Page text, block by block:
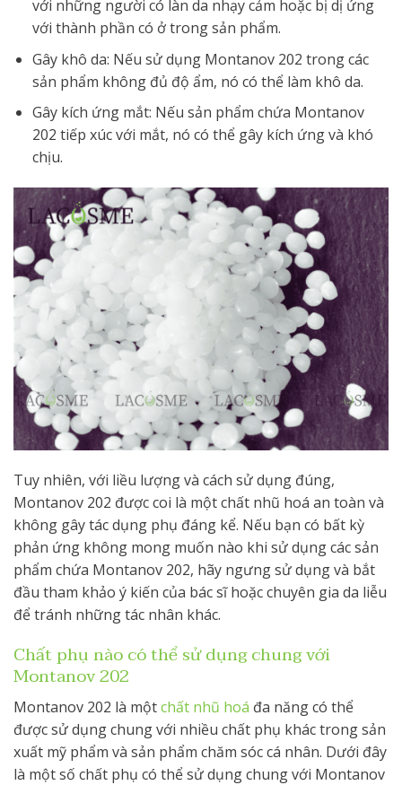
với những người có làn da nhạy cảm hoặc bị dị ứng
với thành phần có ở trong sản phẩm.
Gây khô da: Nếu sử dụng Montanov 202 trong các
sản phẩm không đủ độ ẩm, nó có thể làm khô da.
Gây kích ứng mắt: Nếu sản phẩm chứa Montanov
202 tiếp xúc với mắt, nó có thể gây kích ứng và khó
chịu.
Tuy nhiên, với liều lượng và cách sử dụng đúng,
Montanov 202 được coi là một chất nhũ hoá an toàn và
không gây tác dụng phụ đáng kể. Nếu bạn có bất kỳ
phản ứng không mong muốn nào khi sử dụng các sản
phẩm chứa Montanov 202, hãy ngưng sử dụng và bắt
đầu tham khảo ý kiến của bác sĩ hoặc chuyên gia da liễu
để tránh những tác nhân khác.
Chất phụ nào có thể sử dụng chung với
Montanov 202
Montanov 202 là mộtchất nhũ hoá đa năng có thể
được sử dụng chung với nhiều chất phụ khác trong sản
xuất mỹ phẩm và sản phẩm chăm sóc cá nhân. Dưới đây
là một số chất phụ có thể sử dụng chung với Montanov